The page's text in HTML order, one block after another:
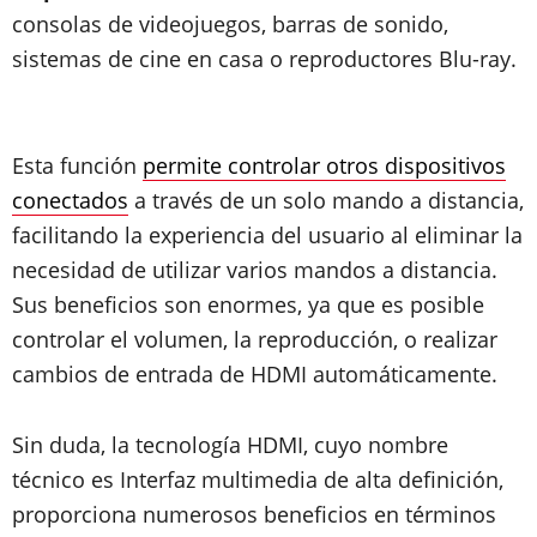
consolas de videojuegos, barras de sonido,
sistemas de cine en casa o reproductores Blu-ray.
Esta función permite controlar otros dispositivos
conectados a través de un solo mando a distancia,
facilitando la experiencia del usuario al eliminar la
necesidad de utilizar varios mandos a distancia.
Sus beneficios son enormes, ya que es posible
controlar el volumen, la reproducción, o realizar
cambios de entrada de HDMI automáticamente.
Sin duda, la tecnología HDMI, cuyo nombre
técnico es Interfaz multimedia de alta definición,
proporciona numerosos beneficios en términos